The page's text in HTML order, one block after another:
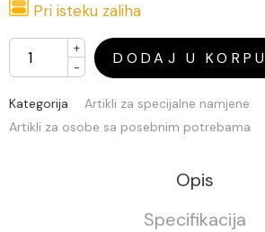
Pri isteku zaliha
+
-
DODAJ U KORPU
Kategorija
Artikli za specijalne namjene
Artikli za osobe sa posebnim potrebama
Opis
Specifikacija